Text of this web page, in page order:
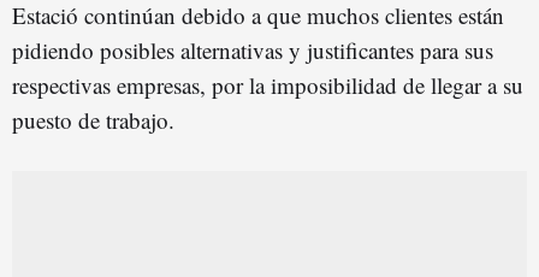
Estació continúan debido a que muchos clientes están
pidiendo posibles alternativas y justificantes para sus
respectivas empresas, por la imposibilidad de llegar a su
puesto de trabajo.